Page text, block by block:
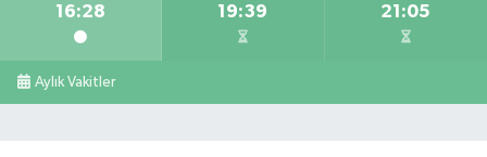
16:28 19:39 21:05
Aylık Vakitler